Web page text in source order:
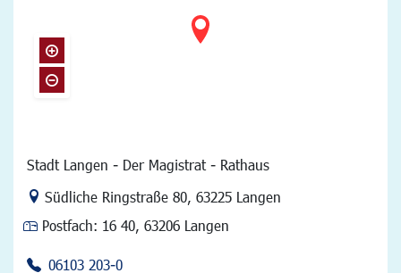
Stadt Langen - Der Magistrat - Rathaus
Link zur Google-Maps Navigation
Südliche Ringstraße 80, 63225 Langen
Postfach: 16 40, 63206 Langen
06103 203-0